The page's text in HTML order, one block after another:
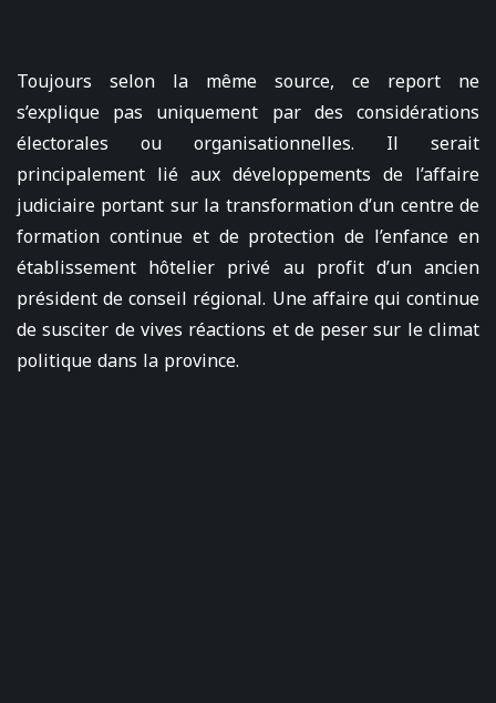
Toujours selon la même source, ce report ne
s’explique pas uniquement par des considérations
électorales ou organisationnelles. Il serait
principalement lié aux développements de l’affaire
judiciaire portant sur la transformation d’un centre de
formation continue et de protection de l’enfance en
établissement hôtelier privé au profit d’un ancien
président de conseil régional. Une affaire qui continue
de susciter de vives réactions et de peser sur le climat
politique dans la province.